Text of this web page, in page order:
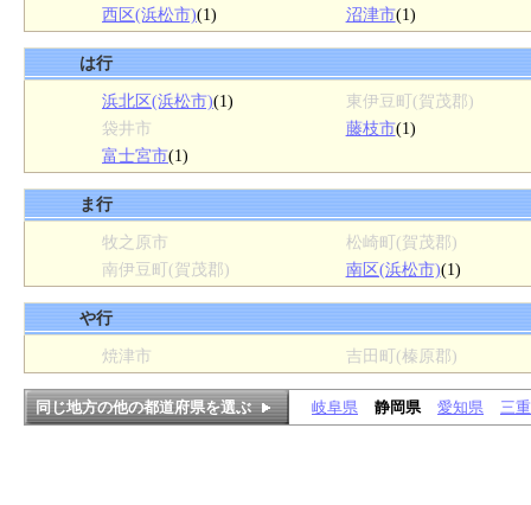
西区(浜松市)(1) 沼津市(1)
は行
浜北区(浜松市)(1)
東伊豆町(賀茂郡)
袋井市
藤枝市(1)
富士宮市(1)
ま行
牧之原市
松崎町(賀茂郡)
南伊豆町(賀茂郡)
南区(浜松市)(1)
や行
焼津市
吉田町(榛原郡)
同じ地方の他の都道府県を選ぶ 岐阜県 静岡県 愛知県 三